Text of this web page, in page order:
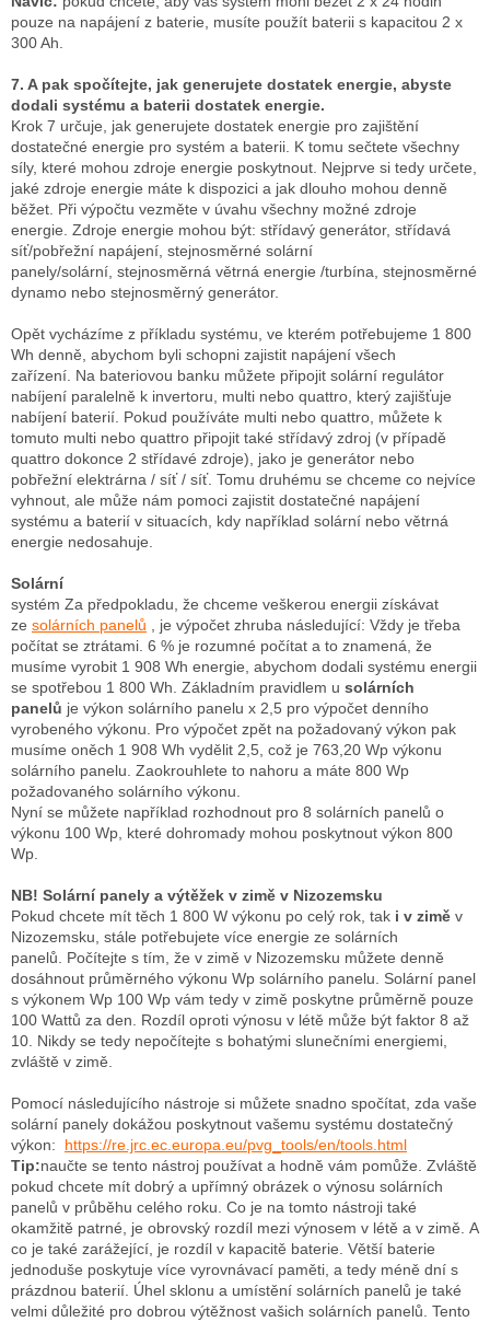
pouze na napájení z baterie, musíte použít baterii s kapacitou 2 x
300 Ah.
7. A pak spočítejte, jak generujete dostatek energie, abyste
dodali systému a baterii dostatek energie.
Krok 7 určuje, jak generujete dostatek energie pro zajištění
dostatečné energie pro systém a baterii. K tomu sečtete všechny
síly, které mohou zdroje energie poskytnout. Nejprve si tedy určete,
jaké zdroje energie máte k dispozici a jak dlouho mohou denně
běžet. Při výpočtu vezměte v úvahu všechny možné zdroje
energie. Zdroje energie mohou být: střídavý generátor, střídavá
síť/pobřežní napájení, stejnosměrné solární
panely/solární, stejnosměrná větrná energie /turbína, stejnosměrné
dynamo nebo stejnosměrný generátor.
Opět vycházíme z příkladu systému, ve kterém potřebujeme 1 800
Wh denně, abychom byli schopni zajistit napájení všech
zařízení. Na bateriovou banku můžete připojit solární regulátor
nabíjení paralelně k invertoru, multi nebo quattro, který zajišťuje
nabíjení baterií. Pokud používáte multi nebo quattro, můžete k
tomuto multi nebo quattro připojit také střídavý zdroj (v případě
quattro dokonce 2 střídavé zdroje), jako je generátor nebo
pobřežní elektrárna / síť / síť. Tomu druhému se chceme co nejvíce
vyhnout, ale může nám pomoci zajistit dostatečné napájení
systému a baterií v situacích, kdy například solární nebo větrná
energie nedosahuje.
Solární
systém Za předpokladu, že chceme veškerou energii získávat
ze solárních panelů , je výpočet zhruba následující: Vždy je třeba
počítat se ztrátami. 6 % je rozumné počítat a to znamená, že
musíme vyrobit 1 908 Wh energie, abychom dodali systému energii
se spotřebou 1 800 Wh. Základním pravidlem u solárních
panelů je výkon solárního panelu x 2,5 pro výpočet denního
vyrobeného výkonu. Pro výpočet zpět na požadovaný výkon pak
musíme oněch 1 908 Wh vydělit 2,5, což je 763,20 Wp výkonu
solárního panelu. Zaokrouhlete to nahoru a máte 800 Wp
požadovaného solárního výkonu.
Nyní se můžete například rozhodnout pro 8 solárních panelů o
výkonu 100 Wp, které dohromady mohou poskytnout výkon 800
Wp.
NB! Solární panely a výtěžek v zimě v Nizozemsku
Pokud chcete mít těch 1 800 W výkonu po celý rok, tak i v zimě v
Nizozemsku, stále potřebujete více energie ze solárních
panelů. Počítejte s tím, že v zimě v Nizozemsku můžete denně
dosáhnout průměrného výkonu Wp solárního panelu. Solární panel
s výkonem Wp 100 Wp vám tedy v zimě poskytne průměrně pouze
100 Wattů za den. Rozdíl oproti výnosu v létě může být faktor 8 až
10. Nikdy se tedy nepočítejte s bohatými slunečními energiemi,
zvláště v zimě.
Pomocí následujícího nástroje si můžete snadno spočítat, zda vaše
solární panely dokážou poskytnout vašemu systému dostatečný
výkon:
https://re.jrc.ec.europa.eu/pvg_tools/en/tools.html
Tip:naučte se tento nástroj používat a hodně vám pomůže. Zvláště
pokud chcete mít dobrý a upřímný obrázek o výnosu solárních
panelů v průběhu celého roku. Co je na tomto nástroji také
okamžitě patrné, je obrovský rozdíl mezi výnosem v létě a v zimě. A
co je také zarážející, je rozdíl v kapacitě baterie. Větší baterie
jednoduše poskytuje více vyrovnávací paměti, a tedy méně dní s
prázdnou baterií. Úhel sklonu a umístění solárních panelů je také
velmi důležité pro dobrou výtěžnost vašich solárních panelů. Tento